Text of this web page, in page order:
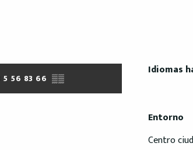
5 56 83 66 ▒▒
Idiomas
Idiomas
Entorno
Entorno
Centro